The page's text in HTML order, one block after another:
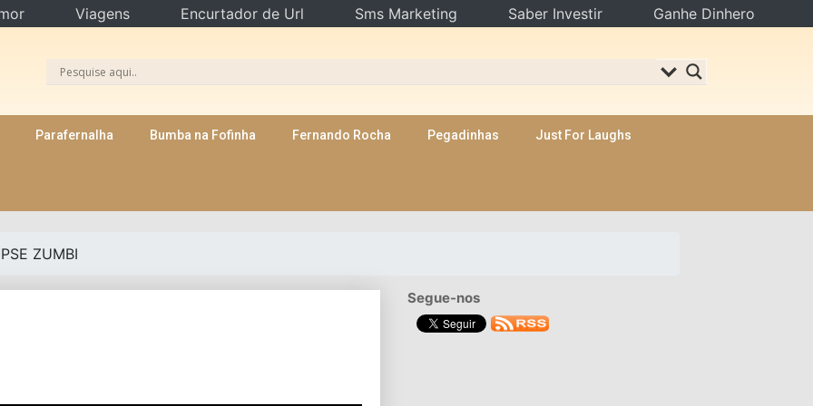
Parafernalha Bumba na Fofinha Fernando Rocha Pegadinhas Just For Laughs
ZUMBI
Segue-nos
Viagens Encurtador de Url Sms Marketing Saber Investir Ganhe Dinhero